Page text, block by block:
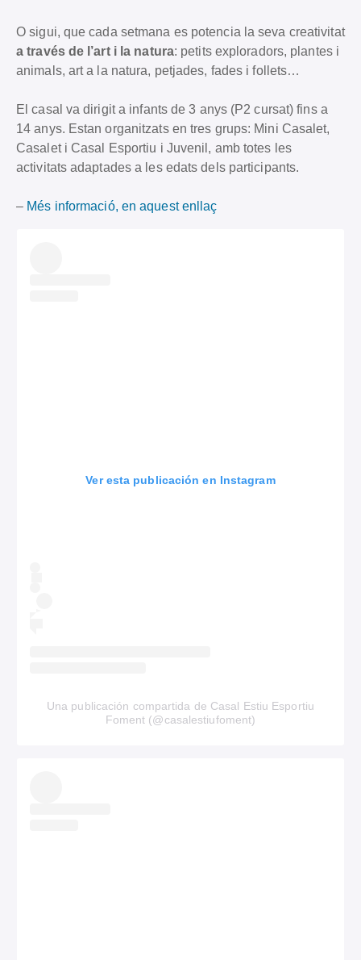
O sigui, que cada setmana es potencia la seva creativitat
a través de l’art i la natura: petits exploradors, plantes i
animals, art a la natura, petjades, fades i follets…
El casal va dirigit a infants de 3 anys (P2 cursat) fins a
14 anys. Estan organitzats en tres grups: Mini Casalet,
Casalet i Casal Esportiu i Juvenil, amb totes les
activitats adaptades a les edats dels participants.
– Més informació, en aquest enllaç
Ver esta publicación en Instagram
Una publicación compartida de Casal Estiu Esportiu
Foment (@casalestiufoment)